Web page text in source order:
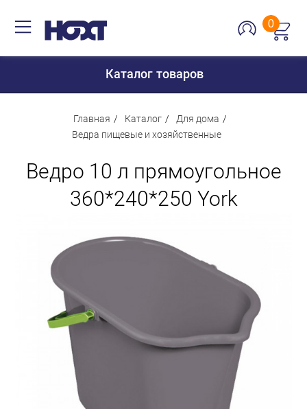
0
Каталог товаров
Для кухни
Сантехника
Для детей
Строительство и ремонт
Бытовая техника
Обувь для дома и дачи
Главная Каталог
Для дома
Ведра пищевые и хозяйственные
Ведро 10 л прямоугольное
360*240*250 York